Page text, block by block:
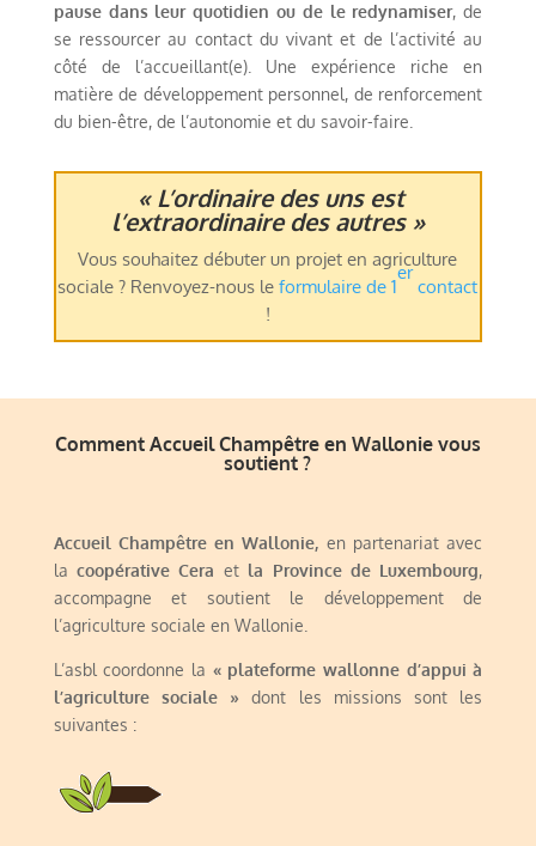
pause dans leur quotidien ou de le redynamiser, de
se ressourcer au contact du vivant et de l’activité au
côté de l’accueillant(e). Une expérience riche en
matière de développement personnel, de renforcement
du bien-être, de l’autonomie et du savoir-faire.
« L’ordinaire des uns est
l’extraordinaire des autres »
Vous souhaitez débuter un projet en agriculture
sociale ? Renvoyez-nous leformulaire de 1
er
contact
!
Comment Accueil Champêtre en Wallonie vous
soutient ?
Accueil Champêtre en Wallonie, en partenariat avec
lacoopérative Cera et la Province de Luxembourg,
accompagne et soutient le développement de
l’agriculture sociale en Wallonie.
L’asbl coordonne la « plateforme wallonne d’appui à
l’agriculture sociale » dont les missions sont les
suivantes :